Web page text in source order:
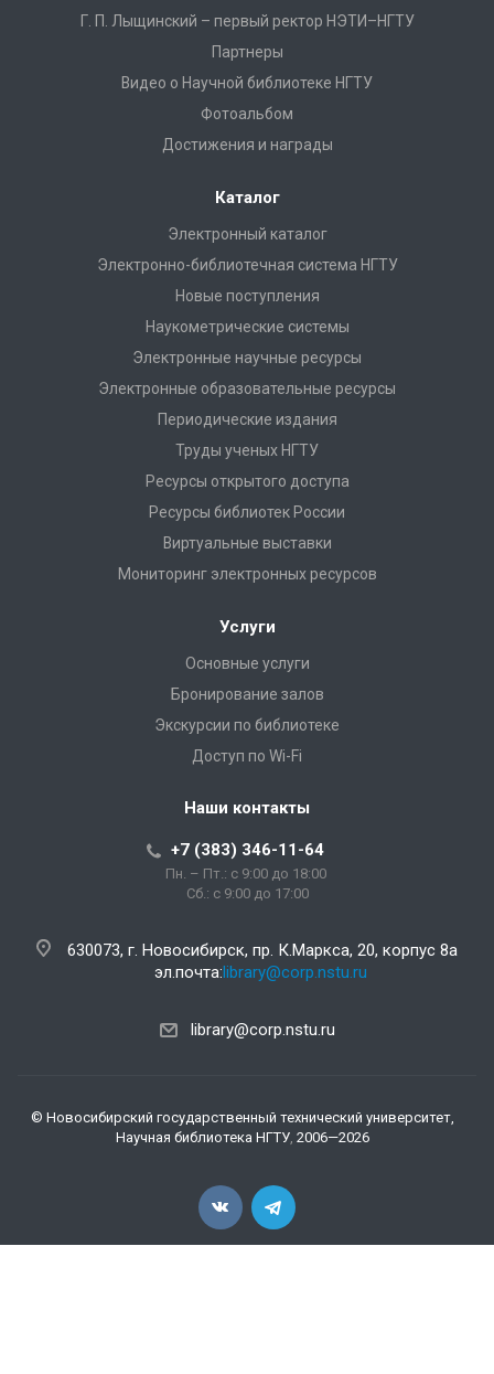
Г. П. Лыщинский – первый ректор НЭТИ–НГТУ
Партнеры
Видео о Научной библиотеке НГТУ
Фотоальбом
Достижения и награды
Каталог
Электронный каталог
Электронно-библиотечная система НГТУ
Новые поступления
Наукометрические системы
Электронные научные ресурсы
Электронные образовательные ресурсы
Периодические издания
Труды ученых НГТУ
Ресурсы открытого доступа
Ресурсы библиотек России
Виртуальные выставки
Мониторинг электронных ресурсов
Услуги
Основные услуги
Бронирование залов
Экскурсии по библиотеке
Доступ по Wi-Fi
Наши контакты
+7 (383) 346-11-64
Пн. – Пт.: с 9:00 до 18:00
Сб.: c 9:00 до 17:00
630073, г. Новосибирск, пр. К.Маркса, 20, корпус 8а
эл.почта:library@corp.nstu.ru
library@corp.nstu.ru
© Новосибирский государственный технический университет,
Научная библиотека НГТУ, 2006—2026